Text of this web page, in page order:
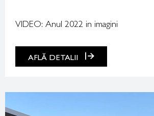
VIDEO: Anul 2022 in imagini
AFLĂ DETALII